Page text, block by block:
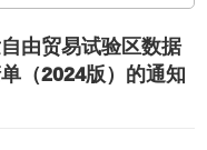
由贸易试验区数据
（2024版）的通知